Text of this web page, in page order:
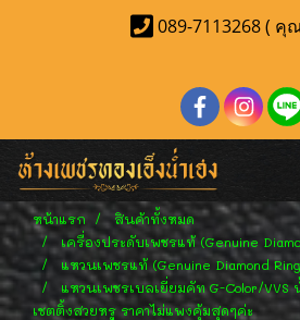
089-7113268 ( คุ
หน้าแรก
สินค้าทั้งหมด
เครื่องประดับเพชรแท้ (Genuine
แหวนเพชรแท้ (Genuine Diamond
แหวนเพชรเบลเยี่ยมคัท G-Color/VVS
เชตติ้งสวยหรู ราคาไม่แพงคุ้มสุดๆค่ะ